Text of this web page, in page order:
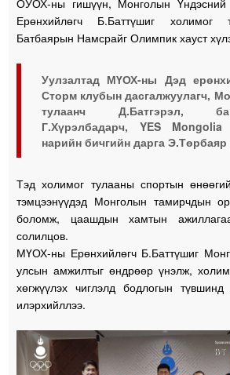
ОУОХ-ны гишүүн, Монголын
Ерөнхийлөгч Б.Баттүшиг холимог
Батбаярын Намсрайг Олимпик хауст
Уулзалтад МҮОХ-ны Дэд
Сторм клубын дасгалжуулагч,
тулаанч Д.Батгэрэл,
Г.Хүрэлбадарч, YES
нарийн бичгийн дарга
Тэд холимог тулааны спортын
тэмцээнүүдэд Монголын тамирчдын
боломж, цаашдын хамтын
солилцов.
МҮОХ-ны Ерөнхийлөгч Б.Баттүшиг
улсын амжилтыг өндрөөр үнэлж,
хөгжүүлэх чиглэлд бодлогын
илэрхийллээ.